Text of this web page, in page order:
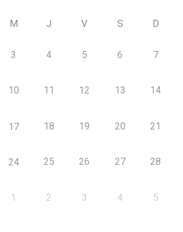
M J V S D
3 4 5 6 7
10 11 12 13 14
17 18 19 20 21
24 25 26 27 28
1 2 3 4 5